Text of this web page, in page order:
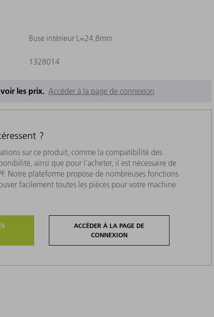
Buse intérieur L=24,8mm
1328014
les prix. Accéder à la page de connexion
?
sur ce produit, comme la compatibilité des
ainsi que pour l'acheter, il est nécessaire de
Notre plateforme propose de nombreuses fonctions
facilement toutes les pièces pour votre machine
ACCÉDER À LA PAGE DE
CONNEXION